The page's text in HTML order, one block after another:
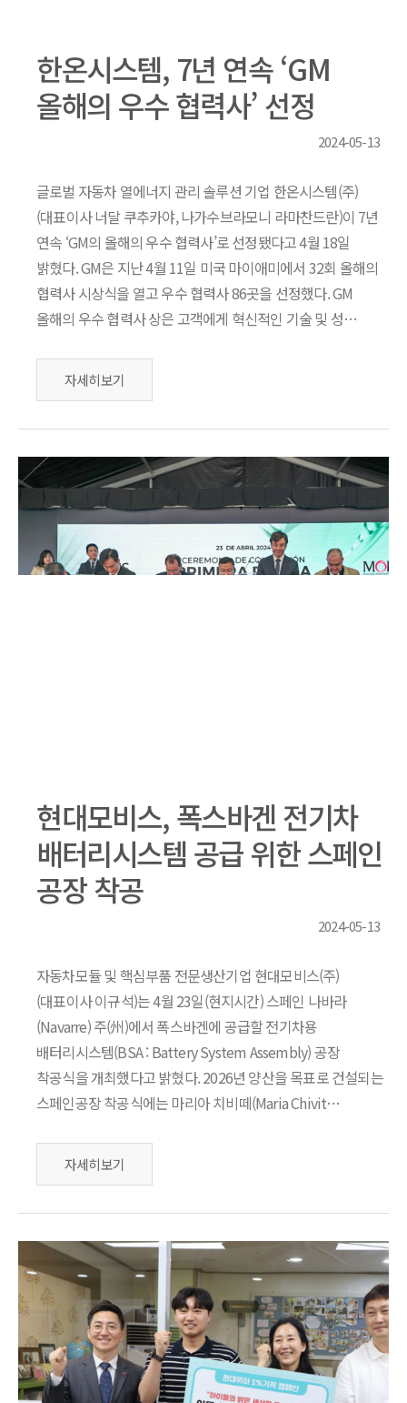
한온시스템, 7년 연속 ‘GM
올해의 우수 협력사’ 선정
2024-05-13
글로벌 자동차 열에너지 관리 솔루션 기업 한온시스템(주)
(대표이사 너달 쿠추카야, 나가수브라모니 라마찬드란)이 7년
연속 ‘GM의 올해의 우수 협력사’로 선정됐다고 4월 18일
밝혔다. GM은 지난 4월 11일 미국 마이애미에서 32회 올해의
협력사 시상식을 열고 우수 협력사 86곳을 선정했다. GM
올해의 우수 협력사 상은 고객에게 혁신적인 기술 및 성…
자세히보기
현대모비스, 폭스바겐 전기차
배터리시스템 공급 위한 스페인
공장 착공
2024-05-13
자동차모듈 및 핵심부품 전문생산기업 현대모비스(주)
(대표이사 이규석)는 4월 23일(현지시간) 스페인 나바라
(Navarre) 주(州)에서 폭스바겐에 공급할 전기차용
배터리시스템(BSA : Battery System Assembly) 공장
착공식을 개최했다고 밝혔다. 2026년 양산을 목표로 건설되는
스페인공장 착공식에는 마리아 치비떼(Maria Chivit…
자세히보기